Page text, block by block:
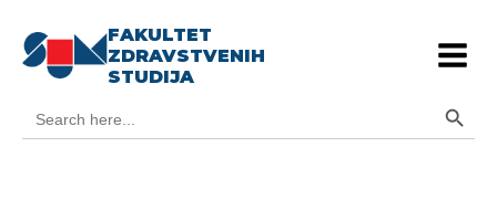
FAKULTET
ZDRAVSTVENIH
STUDIJA
for: